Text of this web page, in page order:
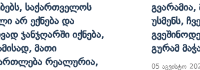
Საქართველოს
Არ Ექნება Და
Ჯანჯღარში Იქნება,
Მათი
Რეალურია,
Უსმენს,
Გურამ
05 აგვისტო